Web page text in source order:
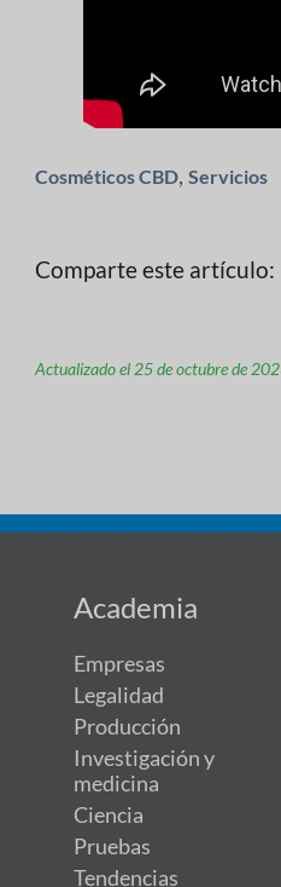
Cosméticos CBD,Servicios
Comparte este artículo:
Actualizado el 25 de octubre de
Academia
Empresas
Legalidad
Producción
Investigación y
medicina
Ciencia
Pruebas
Tendencias